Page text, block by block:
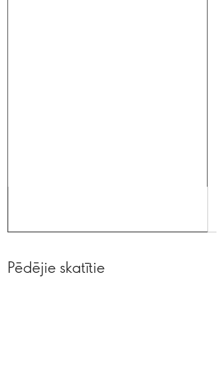
Pēdējie skatītie